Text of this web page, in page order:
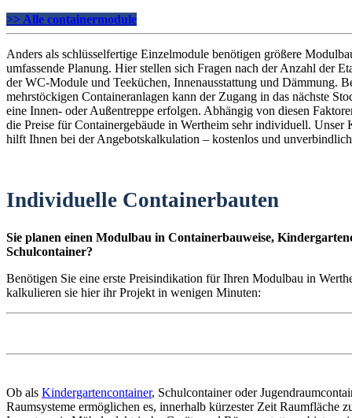
>> Alle containermodule
Anders als schlüsselfertige Einzelmodule benötigen größere
umfassende Planung. Hier stellen sich Fragen nach der Anzahl der
der WC-Module und Teeküchen, Innenausstattung und Dämmung.
mehrstöckigen Containeranlagen kann der Zugang in das nächste
eine Innen- oder Außentreppe erfolgen. Abhängig von diesen
die Preise für Containergebäude in Wertheim sehr individuell. Unser
hilft Ihnen bei der Angebotskalkulation – kostenlos und
Individuelle Containerbauten
Sie planen einen Modulbau in Containerbauweise,
Schulcontainer?
Benötigen Sie eine erste Preisindikation für Ihren Modulbau in
kalkulieren sie hier ihr Projekt in wenigen Minuten:
Ob als Kindergartencontainer, Schulcontainer oder
Raumsysteme ermöglichen es, innerhalb kürzester Zeit Raumfläche